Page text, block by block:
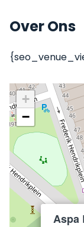
Over Ons
Aspa
+
−